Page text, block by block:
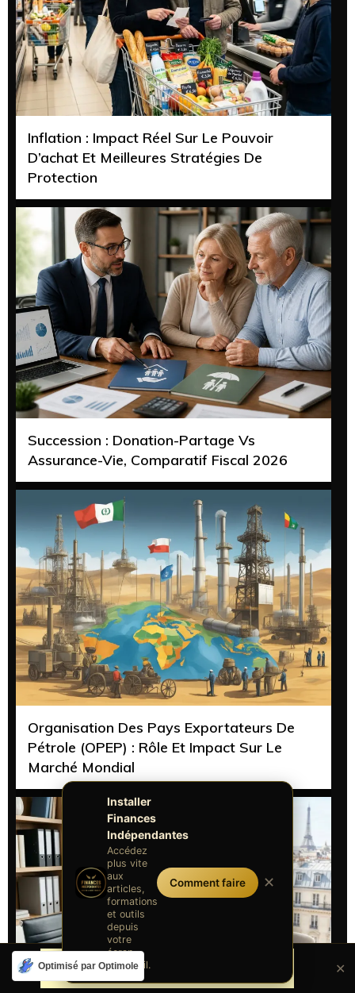
Inflation : Impact Réel Sur Le Pouvoir
D’achat Et Meilleures Stratégies De
Protection
Succession : Donation-Partage Vs
Assurance-Vie, Comparatif Fiscal 2026
Organisation Des Pays Exportateurs De
Pétrole (OPEP) : Rôle Et Impact Sur Le
Marché Mondial
Optimisé par Optimole ✕
Installer
Finances
Indépendantes
Accédez
plus vite
aux
articles,
formations
et outils
depuis
votre
écran
d'accueil.
Comment faire ✕